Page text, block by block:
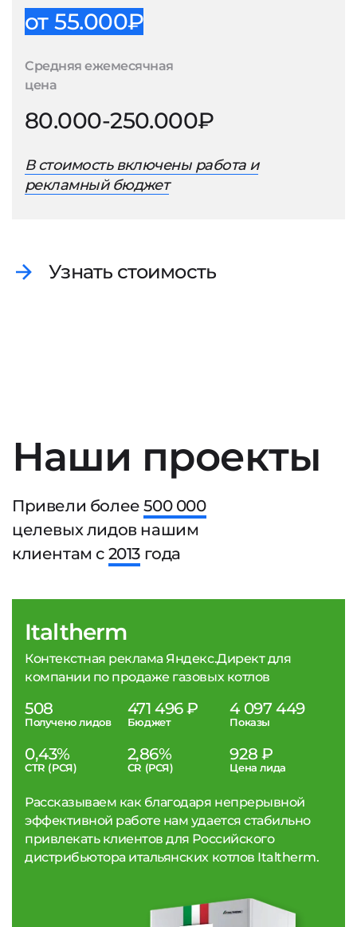
от 55.000₽
Средняя ежемесячная
цена
80.000-250.000₽
В стоимость включены работа и
рекламный бюджет
Узнать стоимость
Наши проекты
Привели более500 000
целевых лидов нашим
клиентам с 2013 года
Italtherm
Контекстная реклама Яндекс.Директ для
компании по продаже газовых котлов
508
Получено лидов
471 496 ₽
Бюджет
4 097 449
Показы
0,43%
CTR (РСЯ)
2,86%
CR (РСЯ)
928 ₽
Цена лида
Рассказываем как благодаря непрерывной
эффективной работе нам удается стабильно
привлекать клиентов для Российского
дистрибьютора итальянских котлов Italtherm.